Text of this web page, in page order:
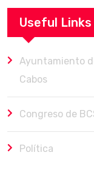
Useful Links
Ayuntamiento
Cabos
Congreso de
Política